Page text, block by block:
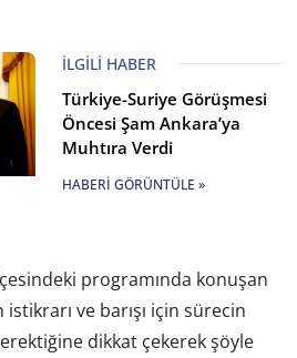
İLGILI HABER
Türkiye-Suriye Görüşmesi
Öncesi Şam Ankara’ya
Muhtıra Verdi
HABERI GÖRÜNTÜLE »
programında konuşan
istikrarı ve barışı için sürecin
dikkat çekerek şöyle